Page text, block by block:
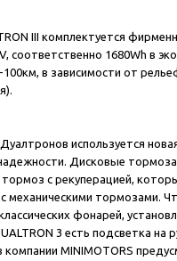
III комплектуется
соответственно 1680Wh в
в зависимости от
используется
Дисковые
тормоз с рекуперацией,
механическими тормозами.
фонарей,
3 есть подсветка на
MINIMOTORS